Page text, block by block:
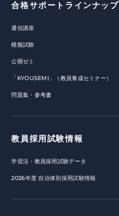
合格サポートラインナップ
通信講座
模擬試験
公開ゼミ
「KYOUSEMI」（教員養成セミナー）
問題集・参考書
教員採用試験情報
学習法・教員採用試験データ
2026年度 自治体別採用試験情報